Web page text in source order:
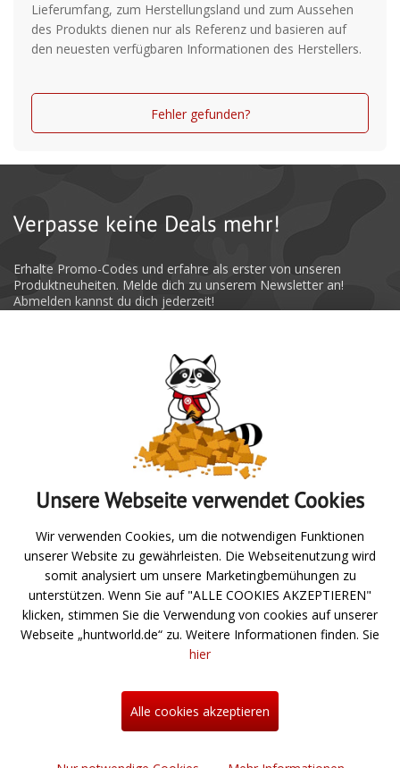
Aluminium Weitwurfspule
Aluminium Ersatzspule
Kugellager:5
Walzenlager: 1
Schnurfassung: 450m/0,35mm
Schnureinzug pro Kurbelumdrehung: 100cm
Lieferumfang, zum Herstellungsland und zum Aussehen
des Produkts dienen nur als Referenz und basieren auf
den neuesten verfügbaren Informationen des Herstellers.
Fehler gefunden?
Verpasse keine Deals mehr!
Erhalte Promo-Codes und erfahre als erster von unseren
Produktneuheiten. Melde dich zu unserem Newsletter an!
Abmelden kannst du dich jederzeit!
Absenden
Angeln
Jagd- und Schießsport
Über uns
Informationen zum Bestellprozess
Allgemeine Geschäftsbedingungen
Profil einrichten
Unsere Webseite verwendet Cookies
Wir verwenden Cookies, um die notwendigen Funktionen
unserer Website zu gewährleisten. Die Webseitenutzung wird
somit analysiert um unsere Marketingbemühungen zu
unterstützen. Wenn Sie auf "ALLE COOKIES AKZEPTIEREN"
klicken, stimmen Sie die Verwendung von cookies auf unserer
Webseite „huntworld.de“ zu. Weitere Informationen finden. Sie
hier
Alle cookies akzeptieren